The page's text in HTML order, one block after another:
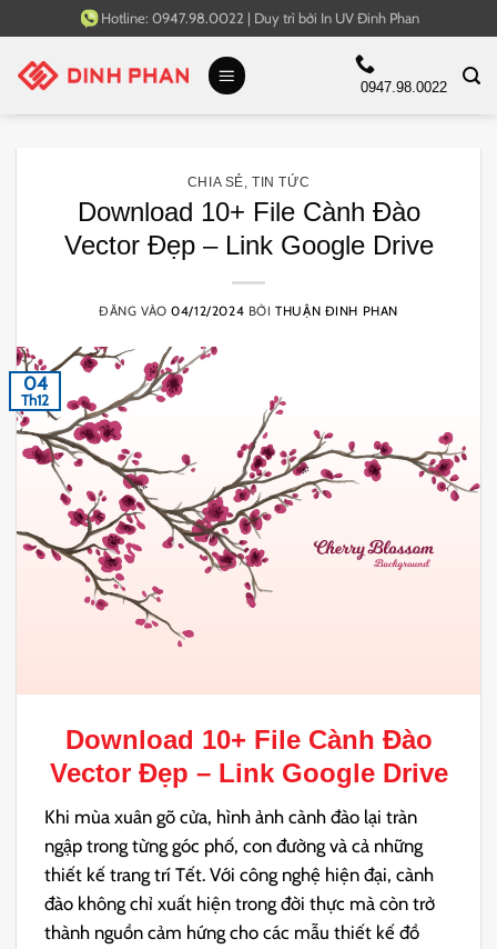
qua
nội
Hotline: 0947.98.0022 | Duy trì bởi In UV Đinh Phan
0947.98.0022
CHIA SẺ ,TIN TỨC
Download 10+ File Cành Đào
Vector Đẹp – Link Google Drive
ĐĂNG VÀO04/12/2024 BỞITHUẬN ĐINH PHAN
04
Th12
Download 10+ File Cành Đào
VectorĐẹp – Link Google Drive
Khi mùa xuân gõ cửa, hình ảnh cành đào lại tràn
ngập trong từng góc phố, con đường và cả những
thiết kế trang trí Tết. Với công nghệ hiện đại, cành
đào không chỉ xuất hiện trong đời thực mà còn trở
thành nguồn cảm hứng cho các mẫu thiết kế đồ